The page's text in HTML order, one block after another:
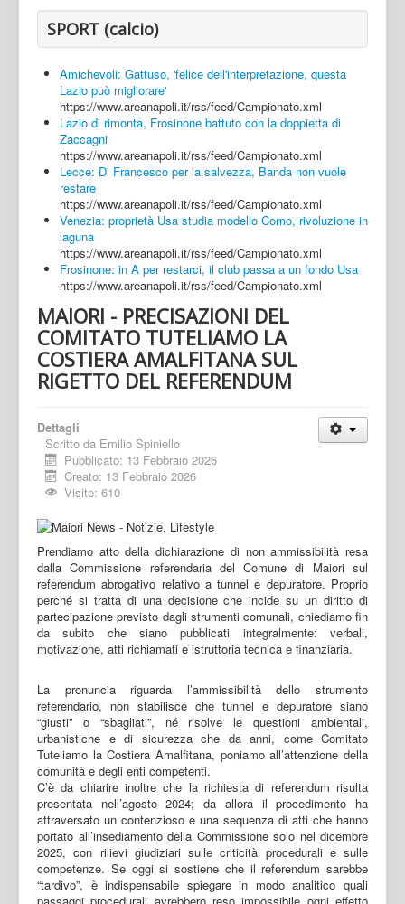
SPORT (calcio)
Amichevoli: Gattuso, 'felice dell'interpretazione, questa
Lazio può migliorare'
https://www.areanapoli.it/rss/feed/Campionato.xml
Lazio di rimonta, Frosinone battuto con la doppietta di
Zaccagni
https://www.areanapoli.it/rss/feed/Campionato.xml
Lecce: Di Francesco per la salvezza, Banda non vuole
restare
https://www.areanapoli.it/rss/feed/Campionato.xml
Venezia: proprietà Usa studia modello Como, rivoluzione in
laguna
https://www.areanapoli.it/rss/feed/Campionato.xml
Frosinone: in A per restarci, il club passa a un fondo Usa
https://www.areanapoli.it/rss/feed/Campionato.xml
MAIORI - PRECISAZIONI DEL
COMITATO TUTELIAMO LA
COSTIERA AMALFITANA SUL
RIGETTO DEL REFERENDUM
Dettagli
Scritto da Emilio Spiniello
Pubblicato: 13 Febbraio 2026
Creato: 13 Febbraio 2026
Visite: 610
Prendiamo atto della dichiarazione di non ammissibilità resa
dalla Commissione referendaria del Comune di Maiori sul
referendum abrogativo relativo a tunnel e depuratore. Proprio
perché si tratta di una decisione che incide su un diritto di
partecipazione previsto dagli strumenti comunali, chiediamo fin
da subito che siano pubblicati integralmente: verbali,
motivazione, atti richiamati e istruttoria tecnica e finanziaria.
La pronuncia riguarda l’ammissibilità dello strumento
referendario, non stabilisce che tunnel e depuratore siano
“giusti” o “sbagliati”, né risolve le questioni ambientali,
urbanistiche e di sicurezza che da anni, come Comitato
Tuteliamo la Costiera Amalfitana, poniamo all’attenzione della
comunità e degli enti competenti.
C’è da chiarire inoltre che la richiesta di referendum risulta
presentata nell’agosto 2024; da allora il procedimento ha
attraversato un contenzioso e una sequenza di atti che hanno
portato all’insediamento della Commissione solo nel dicembre
2025, con rilievi giudiziari sulle criticità procedurali e sulle
competenze. Se oggi si sostiene che il referendum sarebbe
“tardivo”, è indispensabile spiegare in modo analitico quali
passaggi procedurali avrebbero reso impossibile ogni effetto